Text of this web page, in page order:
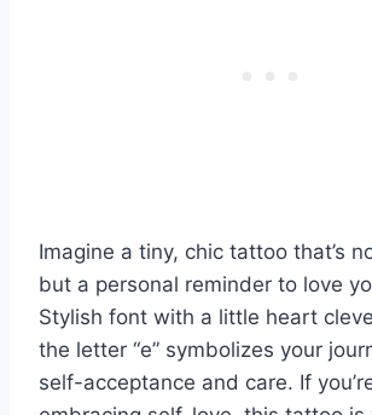
Imagine a tiny, chic tattoo that’s
but a personal reminder to love
Stylish font with a little heart
the letter “e” symbolizes your
self-acceptance and care. If